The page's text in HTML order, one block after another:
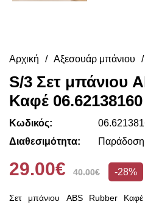
Αρχική Αξεσουάρ μπάνιου
S/3 Σετ μπάνιου
Καφέ 06.62138160
Κωδικός:
Διαθεσιμότητα:
Παράδοση
29.00€ 40.00€ -28%
Σετ μπάνιου ABS Rubber